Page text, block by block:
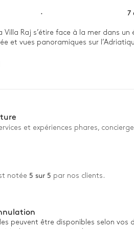
· 7
Villa Raj s’étire face à la mer dans
et vues panoramiques sur
quelques brasses dans la piscine
et expériences phares,
notée 5 sur 5 par nos clients.
peuvent être disponibles selon vos